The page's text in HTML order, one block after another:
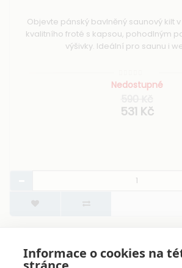
Informace o cookies na
Objevte pánský bavlněný saunový kilt
kvalitního froté s kapsou, pohodlným
výšivky. Ideální pro saunu i
Nedostupné
531 Kč